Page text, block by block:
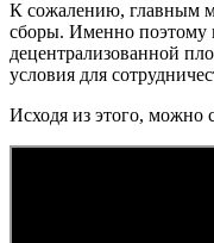
К сожалению, главным
сборы. Именно поэтому
децентрализованной
условия для
Исходя из этого, можно